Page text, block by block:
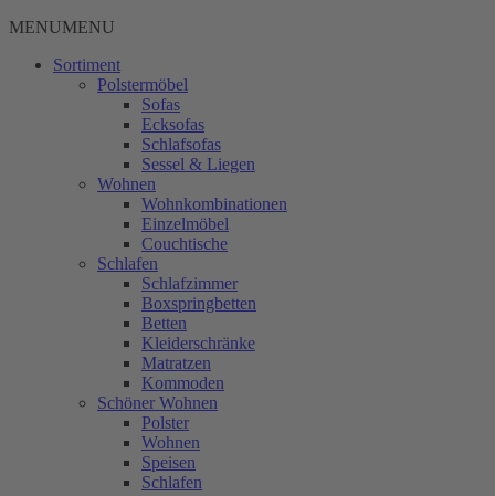
MENUMENU
Sortiment
Polstermöbel
Sofas
Ecksofas
Schlafsofas
Sessel & Liegen
Wohnen
Wohnkombinationen
Einzelmöbel
Couchtische
Schlafen
Schlafzimmer
Boxspringbetten
Betten
Kleiderschränke
Matratzen
Kommoden
Schöner Wohnen
Polster
Wohnen
Speisen
Schlafen